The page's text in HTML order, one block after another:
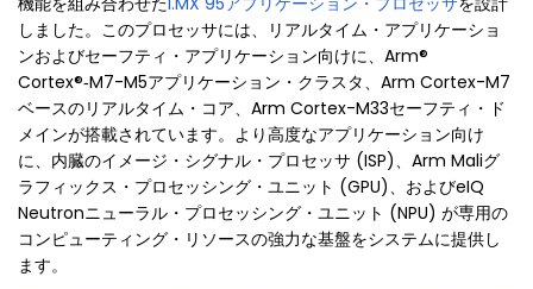
しました。このプロセッサには、リアルタイム・アプリケーショ
ンおよびセーフティ・アプリケーション向けに、Arm®
Cortex®‑M7-M5アプリケーション・クラスタ、Arm Cortex-M7
ベースのリアルタイム・コア、Arm Cortex-M33セーフティ・ド
メインが搭載されています。より高度なアプリケーション向け
に、内臓のイメージ・シグナル・プロセッサ (ISP)、Arm Maliグ
ラフィックス・プロセッシング・ユニット (GPU)、およびeIQ
Neutronニューラル・プロセッシング・ユニット (NPU) が専用の
コンピューティング・リソースの強力な基盤をシステムに提供し
ます。